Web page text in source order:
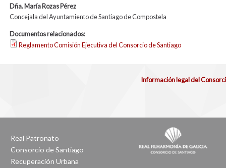
Dña. María Rozas Pérez
Concejala del Ayuntamiento de Santiago de Compostela
Documentos relacionados:
Reglamento Comisión Ejecutiva del Consorcio de Santiago
Información legal del
Real Patronato
Consorcio de Santiago
Recuperación Urbana